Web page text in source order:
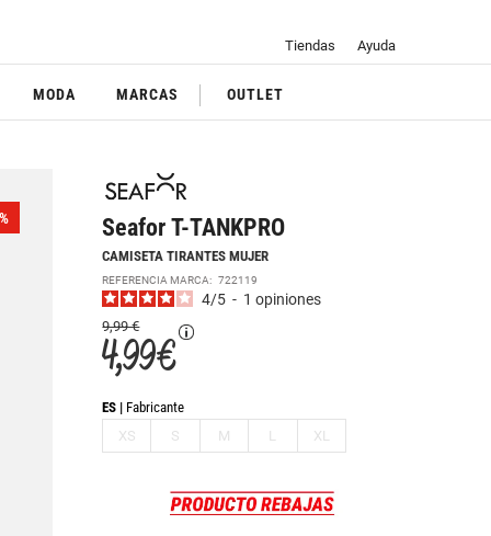
Tiendas Ayuda
MODA MARCAS OUTLET
Seafor T-TANKPRO
CAMISETA TIRANTES MUJER
REFERENCIA MARCA:722119
4/5 - 1opiniones
9,99 €
4,99 €
ES
Fabricante
XS
S M L XL
%